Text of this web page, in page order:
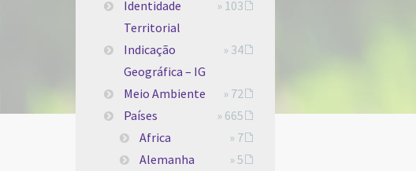
Identidade
Territorial
» 103
Indicação
Geográfica – IG
» 34
Meio Ambiente
» 72
Países
» 665
Africa
» 7
Alemanha
» 5